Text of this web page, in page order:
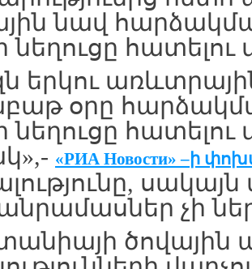
նավ
նեղուցը
երկու
օրը
նեղուցը հատելու
«РИА Новости» –ի
չի
ծովային